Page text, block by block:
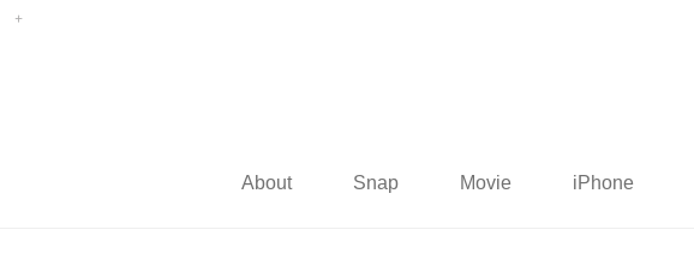
About Snap Movie iPhone